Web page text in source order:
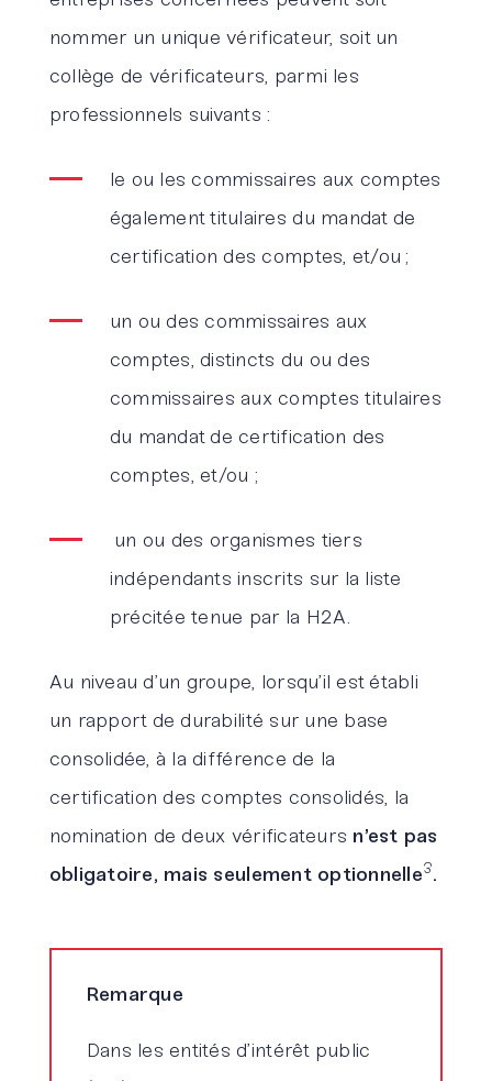
nommer un unique vérificateur, soit un
collège de vérificateurs, parmi les
professionnels suivants :
le ou les commissaires aux comptes
également titulaires du mandat de
certification des comptes, et/ou ;
un ou des commissaires aux
comptes, distincts du ou des
commissaires aux comptes titulaires
du mandat de certification des
comptes, et/ou ;
un ou des organismes tiers
indépendants inscrits sur la liste
précitée tenue par la H2A.
Au niveau d’un groupe, lorsqu’il est établi
un rapport de durabilité sur une base
consolidée, à la différence de la
certification des comptes consolidés, la
nomination de deux vérificateurs n’est pas
obligatoire, mais seulement optionnelle3.
Remarque
Dans les entités d’intérêt public